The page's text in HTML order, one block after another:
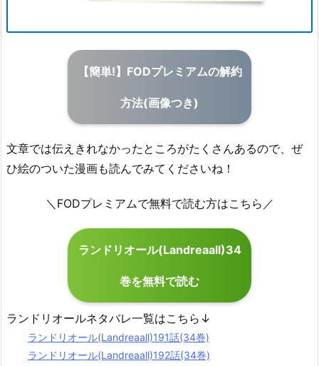
【簡単!】FODプレミアムの解約
方法(画像つき)
文章では伝えきれなかったところがたくさんあるので、ぜ
ひ絵のついた漫画も読んでみてくださいね！
＼FODプレミアムで無料で読む方はこちら／
ランドリオール(Landreaall)34
巻を無料で読む
ランドリオールネタバレ一覧はこちら↓
ランドリオール(Landreaall)191話(34巻)
ランドリオール(Landreaall)192話(34巻)